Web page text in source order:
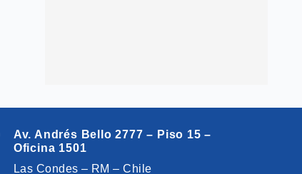
Av. Andrés Bello 2777 – Piso 15 –
Oficina 1501
Las Condes – RM – Chile